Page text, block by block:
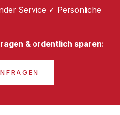
Service ✓ Persönliche
& ordentlich sparen: